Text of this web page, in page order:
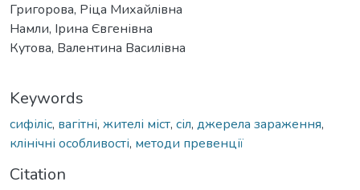
Григорова, Ріца Михайлівна
Намли, Ірина Євгенівна
Кутова, Валентина Василівна
Keywords
сифіліс, вагітні, жителі міст, сіл, джерела зараження,
клінічні особливості, методи превенції
Citation